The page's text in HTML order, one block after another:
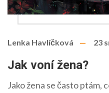
Lenka Havlíčková 23
Jak voní žena?
Jako žena se často ptám,